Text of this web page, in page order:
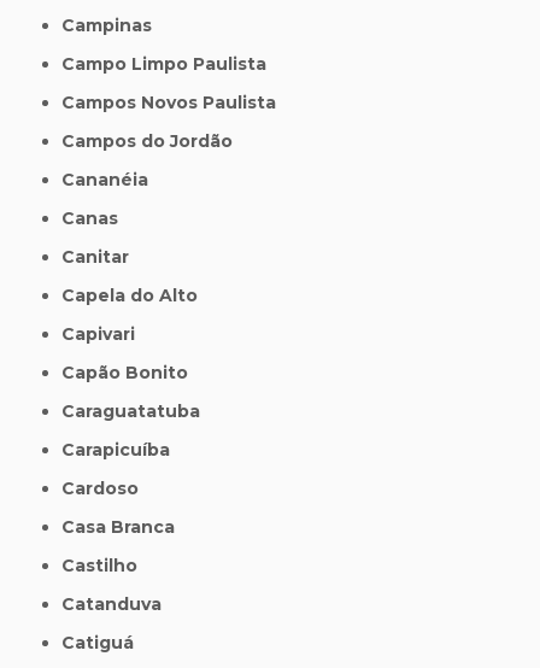
Campinas
Campo Limpo Paulista
Campos Novos Paulista
Campos do Jordão
Cananéia
Canas
Canitar
Capela do Alto
Capivari
Capão Bonito
Caraguatatuba
Carapicuíba
Cardoso
Casa Branca
Castilho
Catanduva
Catiguá